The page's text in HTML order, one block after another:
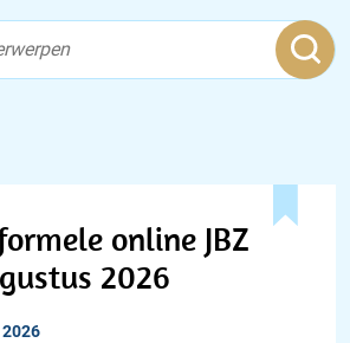
online JBZ
2026
2026